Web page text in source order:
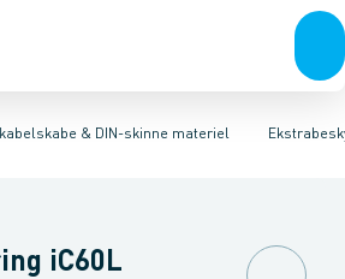
kabelskabe & DIN-skinne materiel
& lampeudtagForgreningsmateriel
Fordelings-/byggepladstavler
Neozed D0 sikringselement
iC60L